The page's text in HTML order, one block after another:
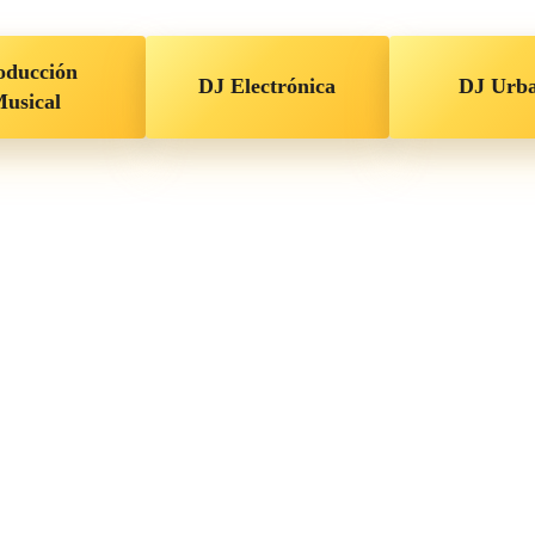
DJ Electrónica DJ